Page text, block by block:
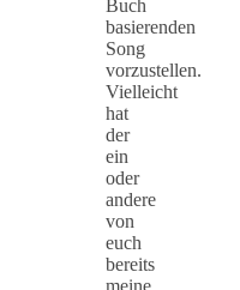
Buch
basierenden
Song
vorzustellen.
Vielleicht
hat
der
ein
oder
andere
von
euch
bereits
meine